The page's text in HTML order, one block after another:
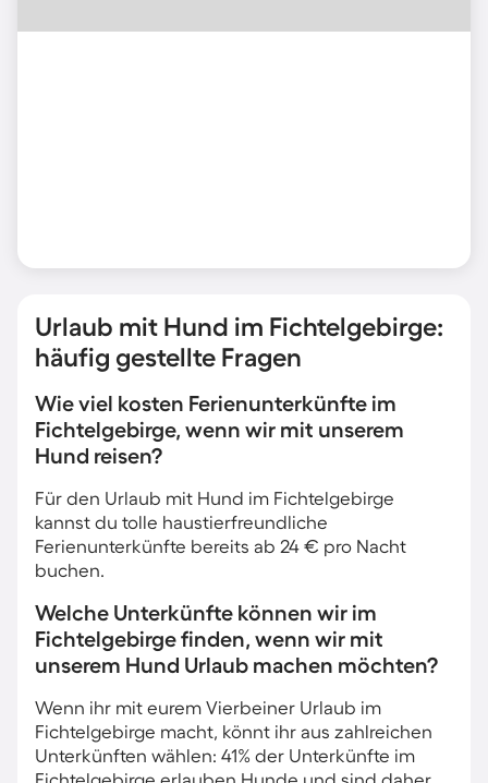
Urlaub mit Hund im Fichtelgebirge:
häufig gestellte Fragen
Wie viel kosten Ferienunterkünfte im
Fichtelgebirge, wenn wir mit unserem
Hund reisen?
Für den Urlaub mit Hund im Fichtelgebirge
kannst du tolle haustierfreundliche
Ferienunterkünfte bereits ab 24 € pro Nacht
buchen.
Welche Unterkünfte können wir im
Fichtelgebirge finden, wenn wir mit
unserem Hund Urlaub machen möchten?
Wenn ihr mit eurem Vierbeiner Urlaub im
Fichtelgebirge macht, könnt ihr aus zahlreichen
Unterkünften wählen: 41% der Unterkünfte im